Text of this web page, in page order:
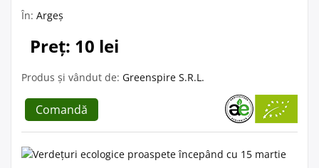
În: Argeș
Preț: 10 lei
Produs și vândut de: Greenspire S.R.L.
Comandă